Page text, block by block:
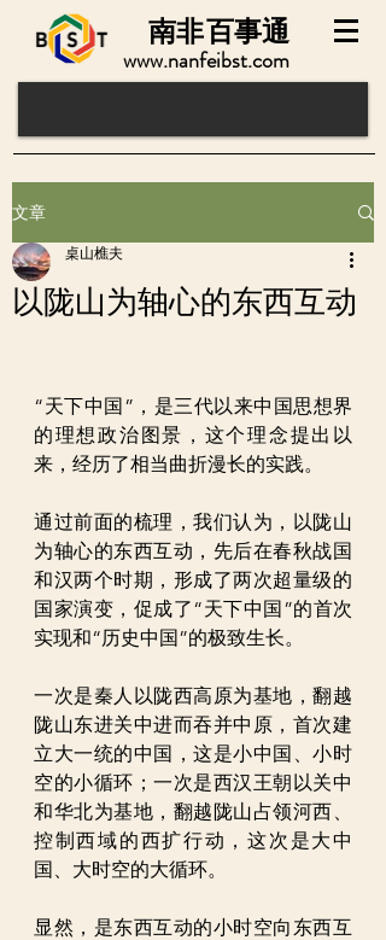
www.nanfeibst.com
百事通
南非
文章
以陇山为轴心的东西互动
桌山樵夫
“天下中国”，是三代以来中国思想界
的理想政治图景，这个理念提出以
来，经历了相当曲折漫长的实践。
通过前面的梳理，我们认为，以陇山
为轴心的东西互动，先后在春秋战国
和汉两个时期，形成了两次超量级的
国家演变，促成了“天下中国”的首次
实现和“历史中国”的极致生长。
一次是秦人以陇西高原为基地，翻越
陇山东进关中进而吞并中原，首次建
立大一统的中国，这是小中国、小时
空的小循环；一次是西汉王朝以关中
和华北为基地，翻越陇山占领河西、
控制西域的西扩行动，这次是大中
国、大时空的大循环。
显然，是东西互动的小时空向东西互